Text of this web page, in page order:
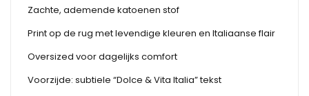
Zachte, ademende katoenen stof
Print op de rug met levendige kleuren en Italiaanse flair
Oversized voor dagelijks comfort
Voorzijde: subtiele “Dolce & Vita Italia” tekst